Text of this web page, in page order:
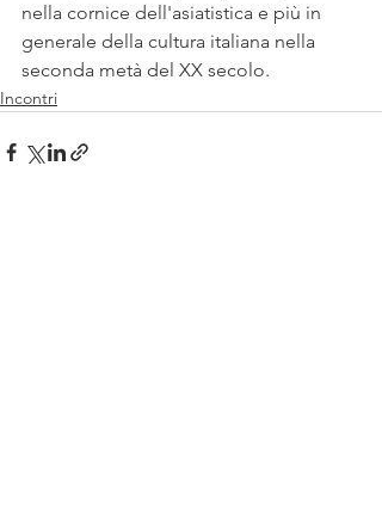
nella cornice dell'asiatistica e più in
generale della cultura italiana nella
seconda metà del XX secolo.
Incontri